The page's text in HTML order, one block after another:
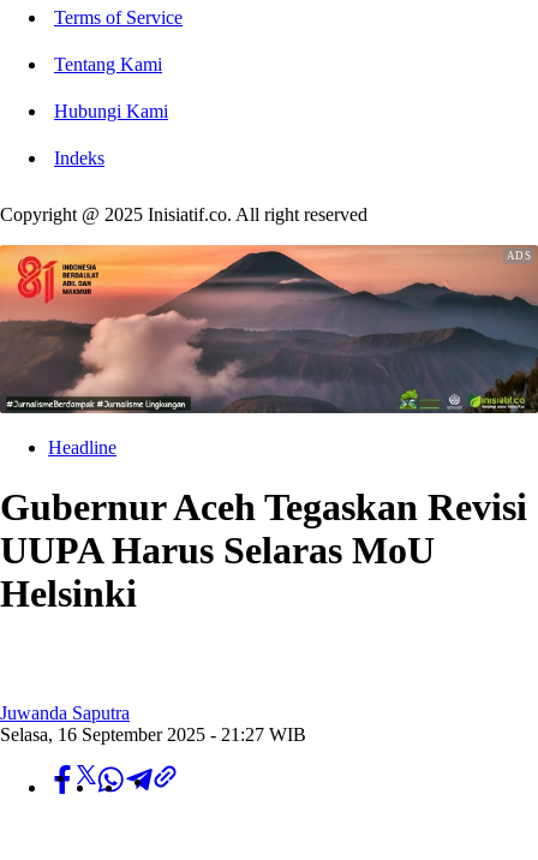
Terms of Service
Tentang Kami
Hubungi Kami
Indeks
Copyright @ 2025 Inisiatif.co. All right reserved
Headline
Gubernur Aceh Tegaskan Revisi
UUPA Harus Selaras MoU
Helsinki
Juwanda Saputra
Selasa, 16 September 2025 - 21:27 WIB